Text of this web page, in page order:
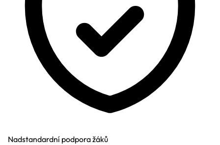
Nadstandardní podpora žáků